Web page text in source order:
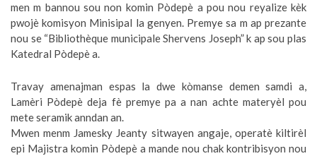
men m bannou sou non komin Pòdepè a pou nou reyalize kèk
pwojè komisyon Minisipal la genyen. Premye sa m ap prezante
nou se “Bibliothèque municipale Shervens Joseph” k ap sou plas
Katedral Pòdepè a.
Travay amenajman espas la dwe kòmanse demen samdi a,
Lamèri Pòdepè deja fè premye pa a nan achte materyèl pou
mete seramik anndan an.
Mwen menm Jamesky Jeanty sitwayen angaje, operatè kiltirèl
epi Majistra komin Pòdepè a mande nou chak kontribisyon nou